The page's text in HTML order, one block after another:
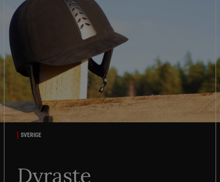
SVERIGE
Dyraste